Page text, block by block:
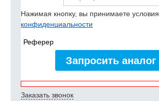
Нажимая кнопку, вы принимаете условия
конфиденциальности
Реферер
Запросить аналог
Заказать звонок